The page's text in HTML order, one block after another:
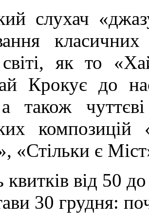
слухач
як то
Крокує до
також
«Стільки є
квитків від 50
30 грудня: